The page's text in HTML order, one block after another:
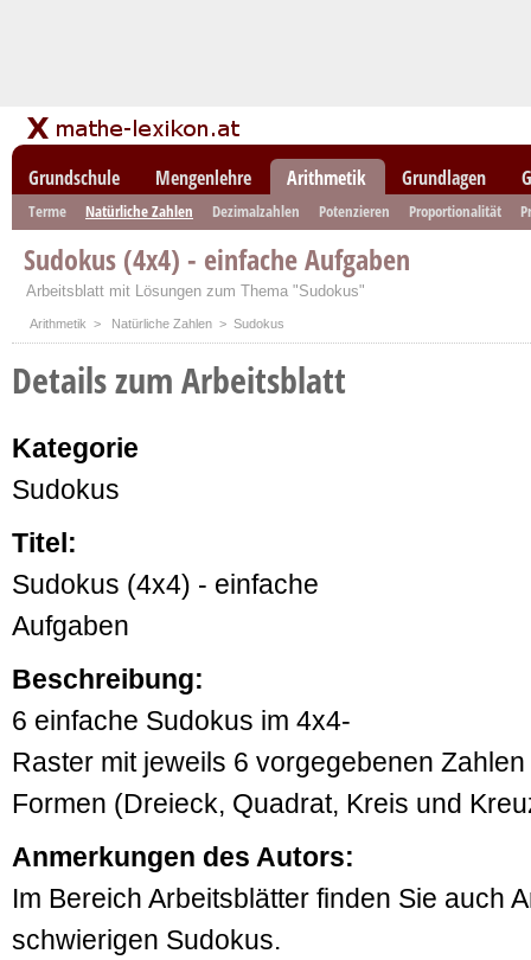
Grundschule Mengenlehre Arithmetik Grundlagen
Terme Natürliche Zahlen Dezimalzahlen Potenzieren Proportionalität
Sudokus (4x4) - einfache Aufgaben
Arbeitsblatt mit Lösungen zum Thema "Sudokus"
Arithmetik > Natürliche Zahlen > Sudokus
Details zum Arbeitsblatt
Kategorie
Sudokus
Titel:
Sudokus (4x4) - einfache
Aufgaben
Beschreibung:
6 einfache Sudokus im 4x4-
Raster mit jeweils 6 vorgegebenen
Formen (Dreieck, Quadrat, Kreis und
Anmerkungen des Autors:
Im Bereich Arbeitsblätter finden Sie auch
schwierigen Sudokus.